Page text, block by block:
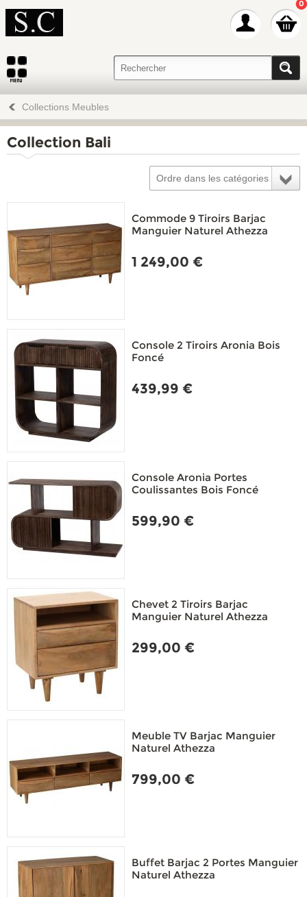
0
Collections Meubles
Collection Bali
Ordre dans les catégories
Commode 9 Tiroirs Barjac
Manguier Naturel Athezza
1 249,00 €
Console 2 Tiroirs Aronia Bois
Foncé
439,99 €
Console Aronia Portes
Coulissantes Bois Foncé
599,90 €
Chevet 2 Tiroirs Barjac
Manguier Naturel Athezza
299,00 €
Meuble TV Barjac Manguier
Naturel Athezza
799,00 €
Buffet Barjac 2 Portes Manguier
Naturel Athezza